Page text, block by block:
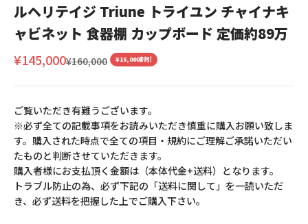
ルヘリテイジ Triune トライユン チャイナキ
ャビネット 食器棚 カップボード 定価約89万
セール価格
¥145,000通常価格
¥160,000 ¥15,000割引
ご覧いただき有難うございます。
※必ず全ての記載事項をお読みいただき慎重に購入お願い致しま
す。購入された時点で全ての項目・規約にご理解ご承諾いただい
たものと判断させていただきます。
購入者様にお支払頂く金額は（本体代金+送料）となります。
トラブル防止の為、必ず下記の「送料に関して」を一読いただ
き、必ず送料を把握した上でご購入下さい。